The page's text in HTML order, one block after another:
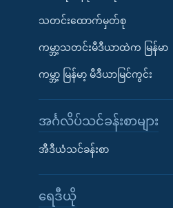
သတင်းထောက်မှတ်စု
ကမ္ဘာ့သတင်းမီဒီယာထဲက မြန်မာ
ကမ္ဘာ့ မြန်မာ့ မီဒီယာမြင်ကွင်း
အင်္ဂလိပ်သင်ခန်းစာများ
အီဒီယံသင်ခန်းစာ
ရေဒီယို